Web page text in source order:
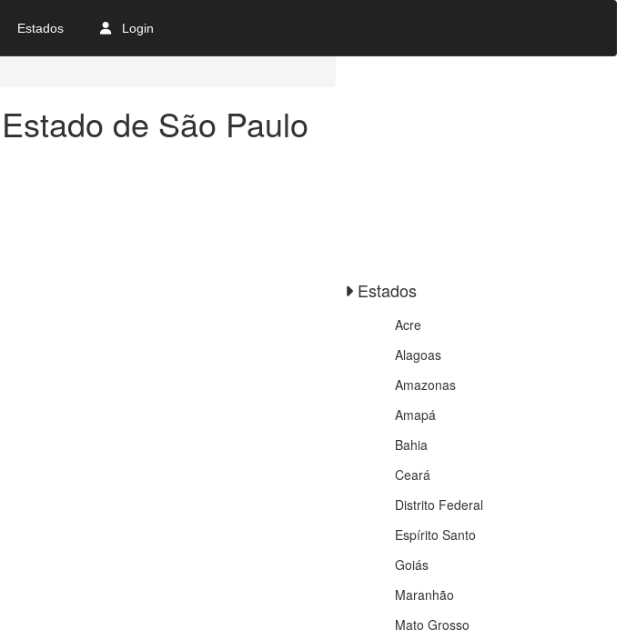
Estados Login
de São Paulo
Estados
Acre
Alagoas
Amazonas
Amapá
Bahia
Ceará
Distrito Federal
Espírito Santo
Goiás
Maranhão
Mato Grosso